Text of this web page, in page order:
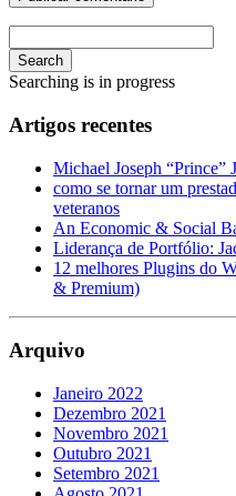
Search
Searching is in progress
Artigos recentes
Michael Joseph “Prince”
como se tornar um
veteranos
An Economic & Social
Liderança de Portfólio:
12 melhores Plugins do
& Premium)
Arquivo
Janeiro 2022
Dezembro 2021
Novembro 2021
Outubro 2021
Setembro 2021